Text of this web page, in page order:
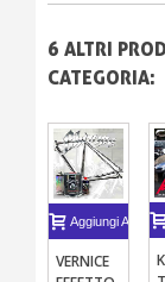
6 ALTRI
CATEGORIA:
Aggiungi Al
VERNICE